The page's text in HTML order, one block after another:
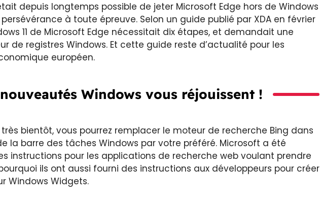
depuis longtemps possible de jeter Microsoft Edge hors de Windows
à toute épreuve. Selon un guide publié par XDA en février
11 de Microsoft Edge nécessitait dix étapes, et demandait une
de registres Windows. Et cette guide reste d’actualité pour les
européen.
Windows vous réjouissent !
très bientôt, vous pourrez remplacer le moteur de recherche Bing dans
la barre des tâches Windows par votre préféré. Microsoft a été
instructions pour les applications de recherche web voulant prendre
ils ont aussi fourni des instructions aux développeurs pour créer
Windows Widgets.